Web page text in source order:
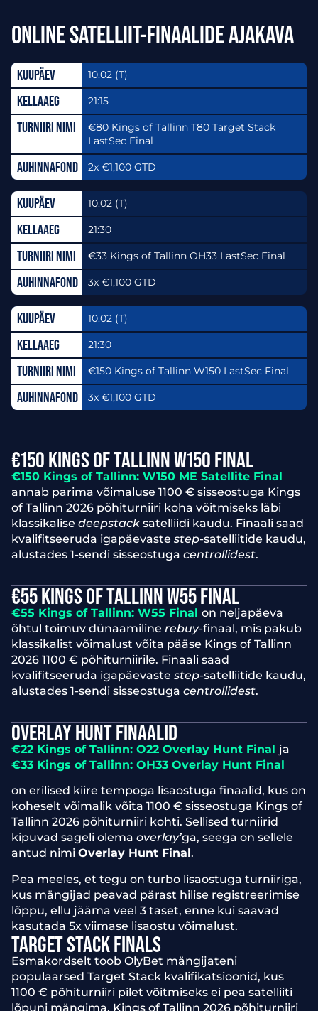
ONLINE SATELLIIT-FINAALIDE AJAKAVA
10.02 (T)
21:15
€80 Kings of Tallinn T80 Target Stack
LastSec Final
2x €1,100 GTD
10.02 (T)
21:30
€33 Kings of Tallinn OH33 LastSec Final
3x €1,100 GTD
10.02 (T)
21:30
€150 Kings of Tallinn W150 LastSec Final
3x €1,100 GTD
€150 KINGS OF TALLINN W150 FINAL
€150 Kings of Tallinn: W150 ME Satellite Final
annab parima võimaluse 1100 € sisseostuga Kings
of Tallinn 2026 põhiturniiri koha võitmiseks läbi
klassikalise deepstack satelliidi kaudu. Finaali saad
kvalifitseeruda igapäevaste step-satelliitide kaudu,
alustades 1-sendi sisseostuga centrollidest.
€55 KINGS OF TALLINN W55 FINAL
€55 Kings of Tallinn: W55 Final on neljapäeva
õhtul toimuv dünaamiline rebuy-finaal, mis pakub
klassikalist võimalust võita pääse Kings of Tallinn
2026 1100 € põhiturniirile. Finaali saad
kvalifitseeruda igapäevaste step-satelliitide kaudu,
alustades 1-sendi sisseostuga centrollidest.
OVERLAY HUNT FINAALID
€22 Kings of Tallinn: O22 Overlay Hunt Final ja
€33 Kings of Tallinn: OH33 Overlay Hunt Final
on erilised kiire tempoga lisaostuga finaalid, kus on
koheselt võimalik võita 1100 € sisseostuga Kings of
Tallinn 2026 põhiturniiri kohti. Sellised turniirid
kipuvad sageli olema overlay’ga, seega on sellele
antud nimi Overlay Hunt Final.
Pea meeles, et tegu on turbo lisaostuga turniiriga,
kus mängijad peavad pärast hilise registreerimise
lõppu, ellu jääma veel 3 taset, enne kui saavad
kasutada 5x viimase lisaostu võimalust.
TARGET STACK FINALS
Esmakordselt toob OlyBet mängijateni
populaarsed Target Stack kvalifikatsioonid, kus
1100 € põhiturniiri pilet võitmiseks ei pea satelliiti
lõpuni mängima. Kings of Tallinn 2026 põhiturniiri